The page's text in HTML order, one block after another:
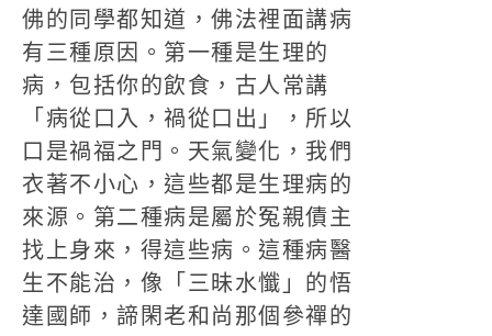
佛的同學都知道，佛法裡面講病
有三種原因。第一種是生理的
病，包括你的飲食，古人常講
「病從口入，禍從口出」，所以
口是禍福之門。天氣變化，我們
衣著不小心，這些都是生理病的
來源。第二種病是屬於冤親債主
找上身來，得這些病。這種病醫
生不能治，像「三昧水懺」的悟
達國師，諦閑老和尚那個參禪的